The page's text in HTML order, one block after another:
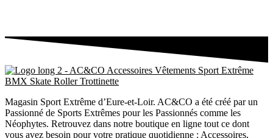
Magasin Sport Extrême d’Eure-et-Loir. AC&CO a été créé par un
Passionné de Sports Extrêmes pour les Passionnés comme les
Néophytes. Retrouvez dans notre boutique en ligne tout ce dont
vous avez besoin pour votre pratique quotidienne : Accessoires,